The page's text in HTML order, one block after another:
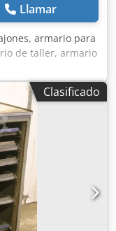
Llamar
armario para
de taller, armario
herramientas:
-Ancho: 1055mm
-Puerta: con
Teha -Cantidad:
-Peso: 48kg
Clasificado